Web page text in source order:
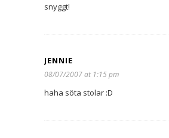
snyggt!
JENNIE
08/07/2007 at 1:15 pm
haha söta stolar :D